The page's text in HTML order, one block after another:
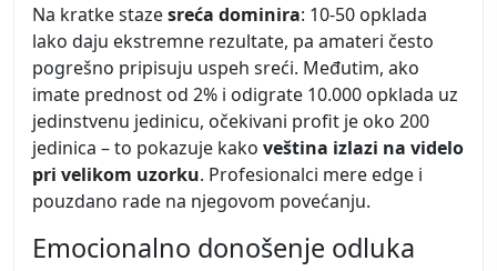
Na kratke stazesreća dominira: 10-50 opklada
lako daju ekstremne rezultate, pa amateri često
pogrešno pripisuju uspeh sreći. Međutim, ako
imate prednost od 2% i odigrate 10.000 opklada uz
jedinstvenu jedinicu, očekivani profit je oko 200
jedinica – to pokazuje kako veština izlazi na videlo
pri velikom uzorku. Profesionalci mere edge i
pouzdano rade na njegovom povećanju.
Emocionalno donošenje odluka